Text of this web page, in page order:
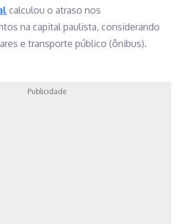
calculou o atraso nos
na capital paulista, considerando
e transporte público (ônibus).
Publicidade